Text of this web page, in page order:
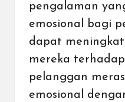
pengalaman
emosional bagi
dapat
mereka
pelanggan
emosional